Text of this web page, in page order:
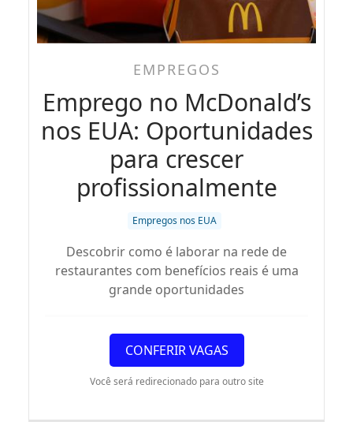
EMPREGOS
Emprego no McDonald’s
nos EUA: Oportunidades
para crescer
profissionalmente
Empregos nos EUA
Descobrir como é laborar na rede de
restaurantes com benefícios reais é uma
grande oportunidades
CONFERIR VAGAS
Você será redirecionado para outro site